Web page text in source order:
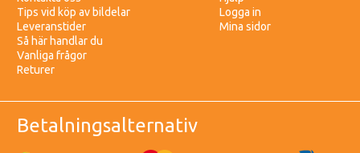
Tips vid köp av bildelar
Leveranstider
Så här handlar du
Vanliga frågor
Returer
Logga in
Mina sidor
Betalningsalternativ